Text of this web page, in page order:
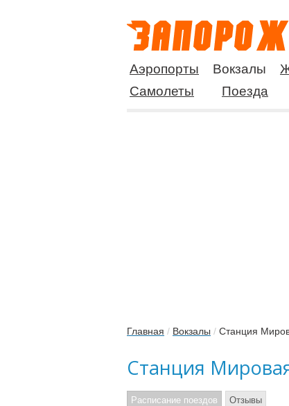
Аэропорты Вокзалы
Самолеты
Поезда
Главная / Вокзалы / Станция
Станция
Расписание поездов Отзывы